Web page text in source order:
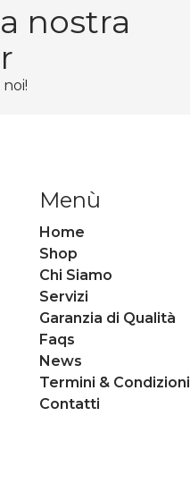
nostra
Menù
Home
Shop
Chi Siamo
Servizi
Garanzia di Qualità
Faqs
News
Termini & Condizioni
Contatti